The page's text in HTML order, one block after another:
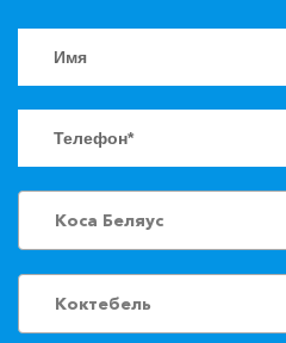
Коса Беляус
Коктебель